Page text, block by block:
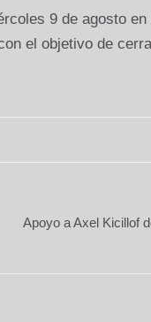
9 de agosto en
el objetivo de
Apoyo a Axel Kicillof